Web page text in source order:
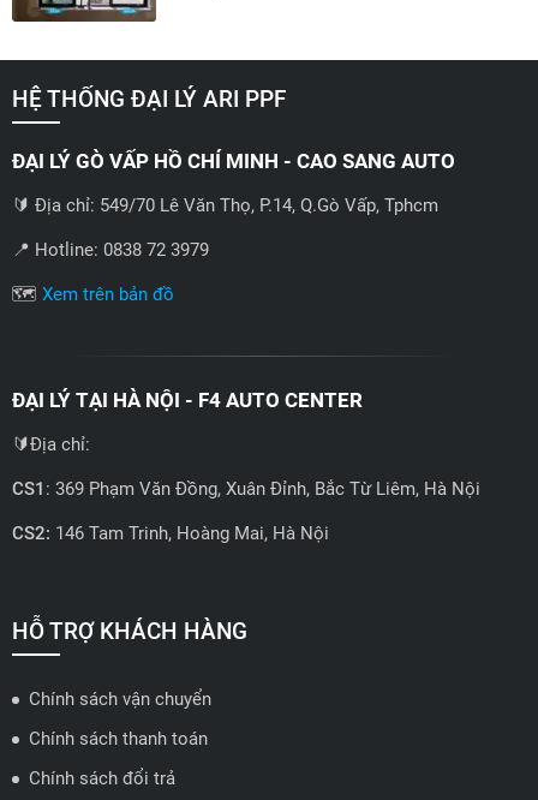
HỆ THỐNG ĐẠI LÝ ARI PPF
ĐẠI LÝ GÒ VẤP HỒ CHÍ MINH - CAO SANG AUTO
🔰 Địa chỉ: 549/70 Lê Văn Thọ, P.14, Q.Gò Vấp, Tphcm
📍 Hotline: 0838 72 3979
🗺️ Xem trên bản đồ
ĐẠI LÝ TẠI HÀ NỘI - F4 AUTO CENTER
🔰Địa chỉ:
CS1 : 369 Phạm Văn Đồng, Xuân Đỉnh, Bắc Từ Liêm, Hà Nội
CS2: 146 Tam Trinh, Hoàng Mai, Hà Nội
🗺️Xem trên bản đồ
ĐẠI LÝ QUẬN 2 HCM - HẢI TRIỀU AUTO
🔰 Địa chỉ: 78-80 Vũ Tông Phan, P.An Phú, TP Thủ Đức, TP HCM
HỖ TRỢ KHÁCH HÀNG
Chính sách vận chuyển
Chính sách thanh toán
Chính sách đổi trả